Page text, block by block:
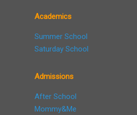
Academics
Summer School
Saturday School
Admissions
After School
Mommy&Me